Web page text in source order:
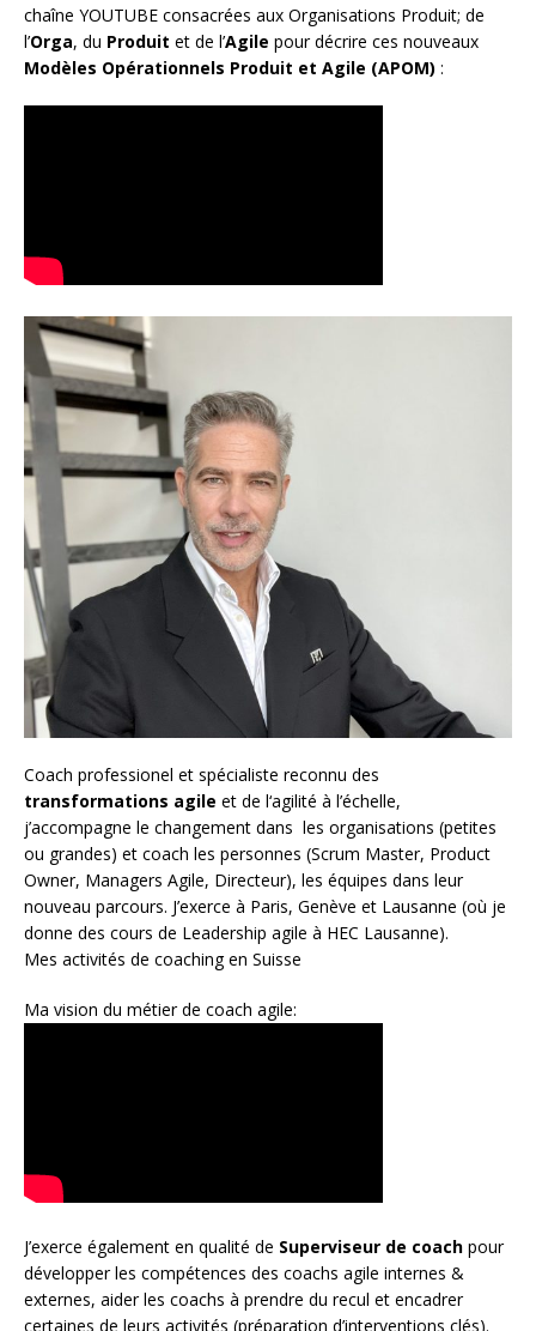
chaîne YOUTUBE consacrées aux Organisations Produit; de
l’Orga, du Produit et de l’Agile pour décrire ces nouveaux
Modèles Opérationnels Produit et Agile (APOM) :
Coach professionel et spécialiste reconnu des
transformations agile et de l‘agilité à l’échelle,
j’accompagne le changement dans les organisations (petites
ou grandes) et coach les personnes (Scrum Master, Product
Owner, Managers Agile, Directeur), les équipes dans leur
nouveau parcours. J’exerce à Paris, Genève et Lausanne (où je
donne des cours de Leadership agile à HEC Lausanne).
Mes activités de coaching en Suisse
Ma vision du métier de coach agile:
J’exerce également en qualité de Superviseur de coach pour
développer les compétences des coachs agile internes &
externes, aider les coachs à prendre du recul et encadrer
certaines de leurs activités (préparation d’interventions clés).